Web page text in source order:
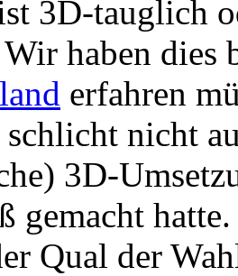
3D-tauglich
haben dies
erfahren
nicht
3D-
gemacht
Qual der